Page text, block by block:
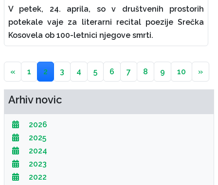
Arhiv novic
2026
2025
2024
2023
2022
V petek, 24. aprila, so v društvenih prostorih
potekale vaje za literarni recital poezije Srečka
Kosovela ob 100-letnici njegove smrti.
« 1 2 3 4 5 6 7 8 9 10 »